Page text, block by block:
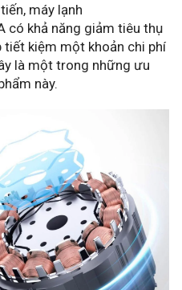
máy lạnh
có khả năng giảm tiêu thụ
tiết kiệm một khoản chi phí
là một trong những ưu
này.